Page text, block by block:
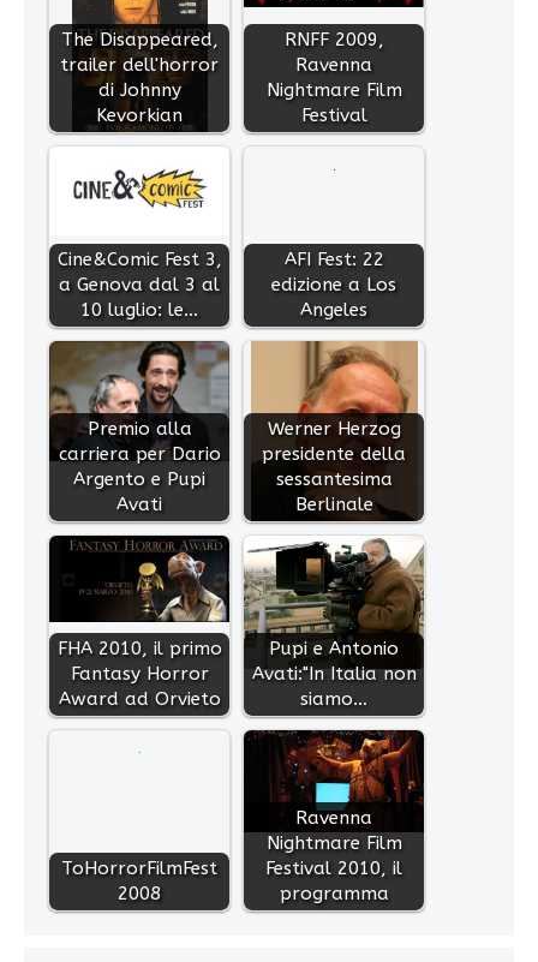
The Disappeared,
trailer dell'horror
di Johnny
Kevorkian
RNFF 2009,
Ravenna
Nightmare Film
Festival
Cine&Comic Fest 3,
a Genova dal 3 al
10 luglio: le…
AFI Fest: 22
edizione a Los
Angeles
Premio alla
carriera per Dario
Argento e Pupi
Avati
Werner Herzog
presidente della
sessantesima
Berlinale
FHA 2010, il primo
Fantasy Horror
Award ad Orvieto
Pupi e Antonio
Avati:"In Italia non
siamo…
ToHorrorFilmFest
2008
Ravenna
Nightmare Film
Festival 2010, il
programma